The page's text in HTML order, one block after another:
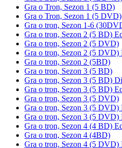
Gra o Tron, Sezon 1 (5 BD)
Gra o Tron, Sezon 1 (5 DVD)
Gra o tron, Sezon 1-6
Gra o tron, Sezon 2 (5 BD)
Gra o tron, Sezon 2 (5 DVD)
Gra o tron, Sezon 2 (5 DVD)
Gra o tron, Sezon 2 (5BD)
Gra o tron, Sezon 3 (5 BD)
Gra o tron, Sezon 3 (5 BD)
Gra o tron, Sezon 3 (5 BD)
Gra o tron, Sezon 3 (5 DVD)
Gra o tron, Sezon 3 (5 DVD)
Gra o tron, Sezon 3 (5 DVD)
Gra o tron, Sezon 4 (4 BD)
Gra o tron, Sezon 4 (4BD)
Gra o tron, Sezon 4 (5 DVD)